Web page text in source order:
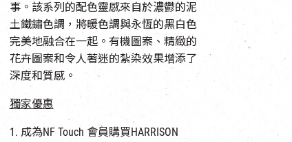
事。該系列的配色靈感來自於濃鬱的泥
土鐵鏽色調，將暖色調與永恆的黑白色
完美地融合在一起。有機圖案、精緻的
花卉圖案和令人著迷的紮染效果增添了
深度和質感。
獨家優惠
1. 成為NF Touch 會員購買HARRISON